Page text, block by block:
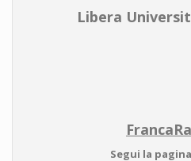
Libera
Segui la